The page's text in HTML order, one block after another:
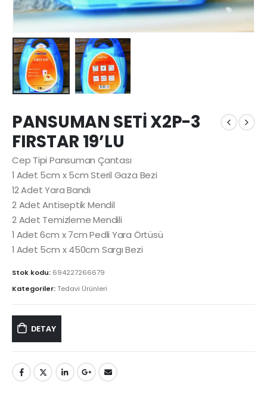
PANSUMAN SETİ X2P-3
FIRSTAR 19’LU
Cep Tipi Pansuman Çantası
1 Adet 5cm x 5cm Steril Gaza Bezi
12 Adet Yara Bandı
2 Adet Antiseptik Mendil
2 Adet Temizleme Mendili
1 Adet 6cm x 7cm Pedli Yara Örtüsü
1 Adet 5cm x 450cm Sargı Bezi
Stok kodu: 694227266679
Kategoriler:Tedavi Ürünleri
DETAY